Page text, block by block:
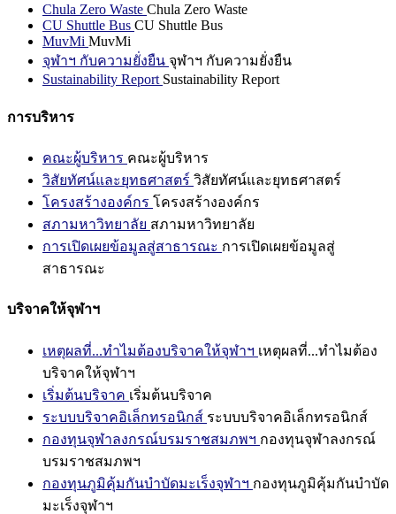
Chula Zero Waste Chula Zero Waste
CU Shuttle Bus CU Shuttle Bus
MuvMi MuvMi
จุฬาฯ กับความยั่งยืน จุฬาฯ กับความยั่งยืน
Sustainability Report Sustainability Report
การบริหาร
คณะผู้บริหาร คณะผู้บริหาร
วิสัยทัศน์และยุทธศาสตร์ วิสัยทัศน์และยุทธศาสตร์
โครงสร้างองค์กร โครงสร้างองค์กร
สภามหาวิทยาลัย สภามหาวิทยาลัย
การเปิดเผยข้อมูลสู่สาธารณะ การเปิดเผยข้อมูลสู่
สาธารณะ
บริจาคให้จุฬาฯ
เหตุผลที่...ทำไมต้องบริจาคให้จุฬาฯ เหตุผลที่...ทำไมต้อง
บริจาคให้จุฬาฯ
เริ่มต้นบริจาค เริ่มต้นบริจาค
ระบบบริจาคอิเล็กทรอนิกส์ ระบบบริจาคอิเล็กทรอนิกส์
กองทุนจุฬาลงกรณ์บรมราชสมภพฯ กองทุนจุฬาลงกรณ์
บรมราชสมภพฯ
กองทุนภูมิคุ้มกันบำบัดมะเร็งจุฬาฯ กองทุนภูมิคุ้มกันบำบัด
มะเร็งจุฬาฯ